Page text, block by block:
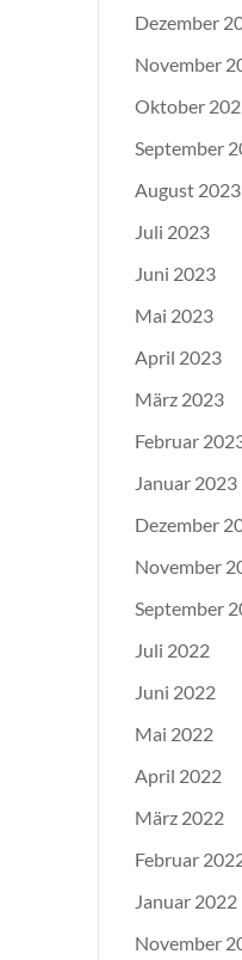
Dezember
November
Oktober
September
August 2023
Juli 2023
Juni 2023
Mai 2023
April 2023
März 2023
Februar
Januar 2023
Dezember
November
September
Juli 2022
Juni 2022
Mai 2022
April 2022
März 2022
Februar
Januar 2022
November